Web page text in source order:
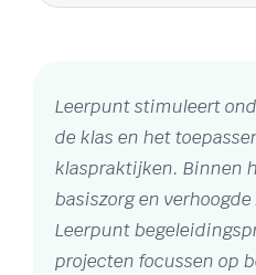
Leerpunt stimuleert
de klas en het
klaspraktijken. Binnen
basiszorg en
Leerpunt
projecten focussen op